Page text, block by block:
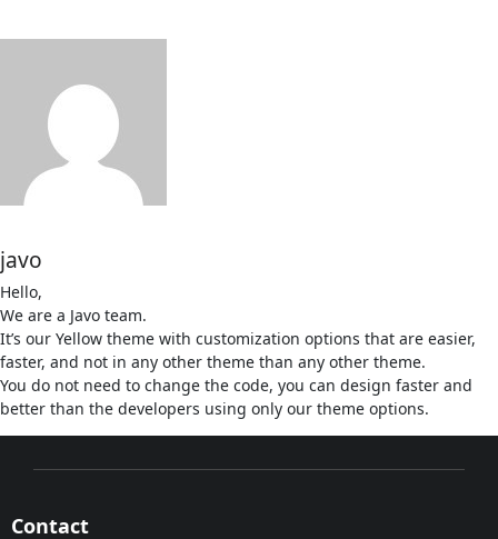
javo
Hello,
We are a Javo team.
It’s our Yellow theme with customization options that are easier,
faster, and not in any other theme than any other theme.
You do not need to change the code, you can design faster and
better than the developers using only our theme options.
Contact